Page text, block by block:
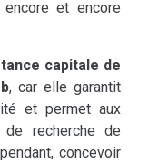
et encore
capitale de
, car elle garantit
et permet aux
de recherche de
concevoir